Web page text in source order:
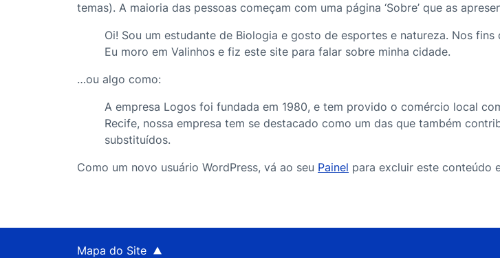
temas). A maioria das pessoas começam com uma página ‘Sobre’ que as
Oi! Sou um estudante de Biologia e gosto de esportes e natureza. Nos
Eu moro em Valinhos e fiz este site para falar sobre minha cidade.
…ou algo como:
A empresa Logos foi fundada em 1980, e tem provido o comércio local
Recife, nossa empresa tem se destacado como um das que também
substituídos.
Como um novo usuário WordPress, vá ao seu Painel para excluir este conteúdo
Mapa do Site